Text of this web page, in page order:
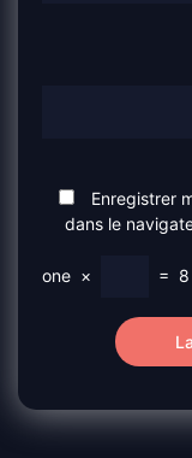
Enregistrer
dans le
one × = 8